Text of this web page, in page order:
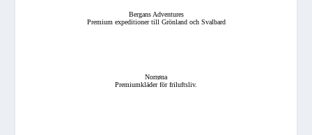
Bergans Adventures
Premium expeditioner till Grönland och Svalbard
Norrøna
Premiumkläder för friluftsliv.